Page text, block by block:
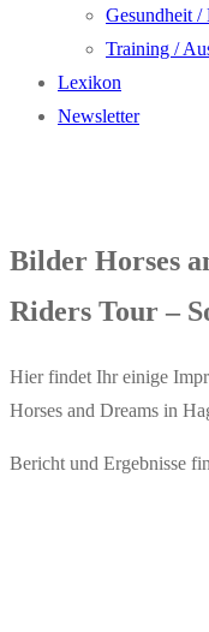
Gesundheit /
Training /
Lexikon
Newsletter
Bilder Horses
Riders Tour –
Hier findet Ihr einige
Horses and Dreams in
Bericht und Ergebnisse